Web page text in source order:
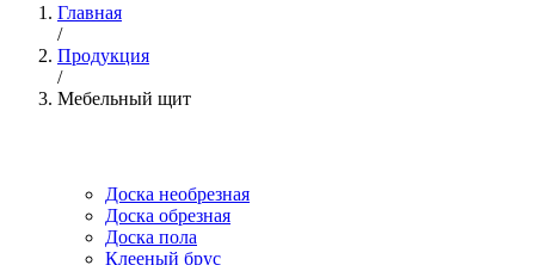
Вы здесьГлавная
/
Продукция
/
Мебельный щит
Доска необрезная
Доска обрезная
Доска пола
Клееный брус